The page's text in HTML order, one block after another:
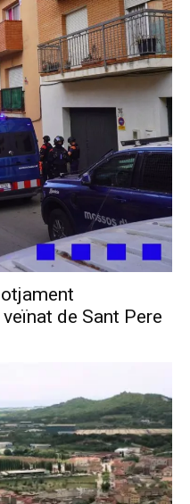
de Sant Pere